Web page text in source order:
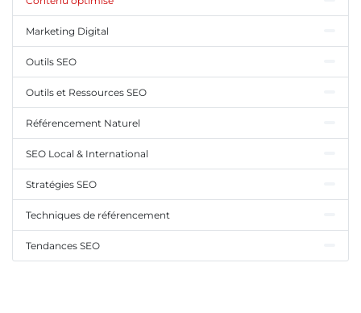
Marketing Digital
Outils SEO
Outils et Ressources SEO
Référencement Naturel
SEO Local & International
Stratégies SEO
Techniques de référencement
Tendances SEO